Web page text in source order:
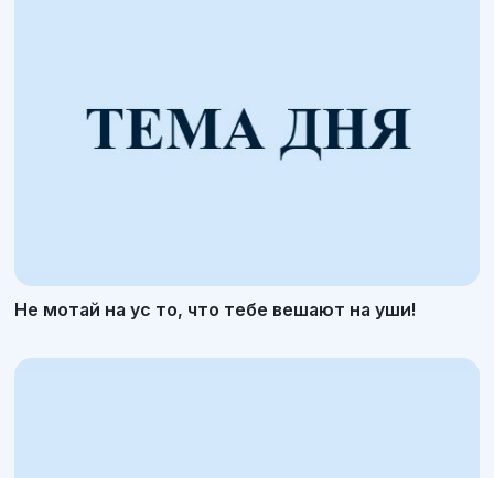
Не мотай на ус то, что тебе вешают на уши!